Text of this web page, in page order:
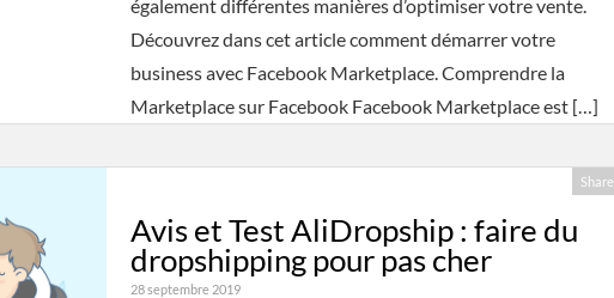
également différentes manières d’optimiser votre vente.
Découvrez dans cet article comment démarrer votre
business avec Facebook Marketplace. Comprendre la
Marketplace sur Facebook Facebook Marketplace est […]
Share
Avis et Test AliDropship : faire du
dropshipping pour pas cher
28 septembre 2019